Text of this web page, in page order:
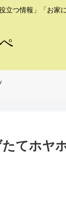
つ情報」「お家
てホヤ